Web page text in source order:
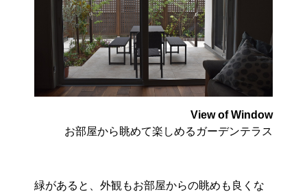
View of Window
お部屋から眺めて楽しめるガーデンテラス
緑があると、外観もお部屋からの眺めも良くな